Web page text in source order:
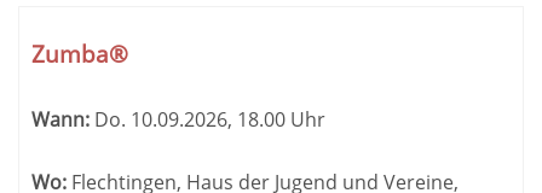
Zumba®
Wann: Do. 10.09.2026, 18.00 Uhr
Wo: Flechtingen, Haus der Jugend und Vereine,